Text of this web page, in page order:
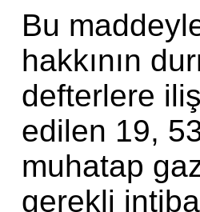
Bu
hakkının
defterlere
edilen 19,
muhatap
gerekli